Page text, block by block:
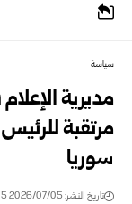
سياسة
مديرية
مرتقبة
سوريا
تاريخ النشر: 2026/07/05 3:15 مساءً